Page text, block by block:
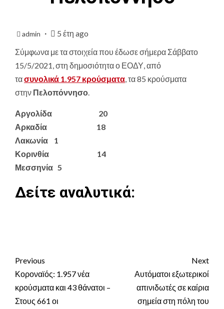
admin
5 έτη ago
Σύμφωνα με τα στοιχεία που έδωσε σήμερα Σάββατο
15/5/2021, στη δημοσιότητα ο ΕΟΔΥ, από
τασυνολικά 1.957 κρούσματα, τα85 κρούσματα
στην Πελοπόννησο.
Αργολίδα 20
Αρκαδία 18
Λακωνία 1
Κορινθία 14
Μεσσηνία 5
Δείτε αναλυτικά:
Continue
Reading
Previous
Κοροναϊός: 1.957 νέα
κρούσματα και 43 θάνατοι –
Στους 661 οι
Next
Αυτόματοι εξωτερικοί
απινιδωτές σε καίρια
σημεία στη πόλη του